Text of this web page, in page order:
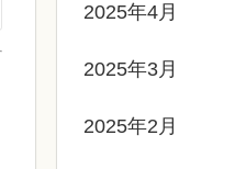
2025年4月
2025年3月
2025年2月